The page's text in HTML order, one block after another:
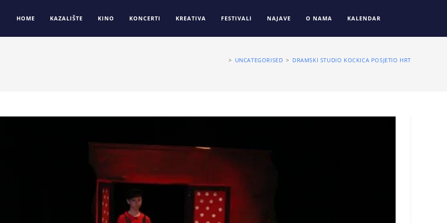
HOME KAZALIŠTE KINO KONCERTI KREATIVA FESTIVALI NAJAVE O NAMA KALENDAR
> UNCATEGORISED > DRAMSKI STUDIO KOCKICA POSJETIO HRT